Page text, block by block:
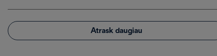
Atrask daugiau